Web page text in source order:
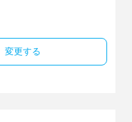
変更する